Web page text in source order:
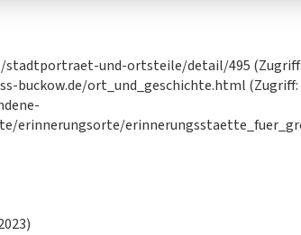
und-ortsteile/detail/495 (Zugriff:
buckow.de/ort_und_geschichte.html (Zugriff:
erinnerungsorte/